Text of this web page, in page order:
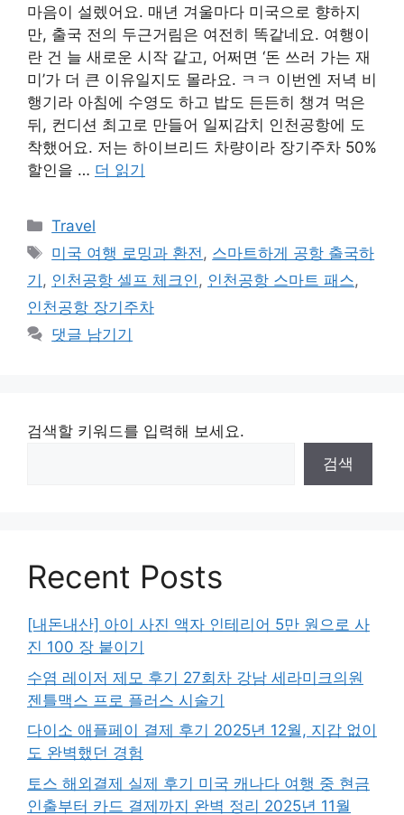
마음이 설렜어요. 매년 겨울마다 미국으로 향하지
만, 출국 전의 두근거림은 여전히 똑같네요. 여행이
란 건 늘 새로운 시작 같고, 어쩌면 ‘돈 쓰러 가는 재
미’가 더 큰 이유일지도 몰라요. ㅋㅋ 이번엔 저녁 비
행기라 아침에 수영도 하고 밥도 든든히 챙겨 먹은
뒤, 컨디션 최고로 만들어 일찌감치 인천공항에 도
착했어요. 저는 하이브리드 차량이라 장기주차 50%
할인을 … 더 읽기
카
테
리
Travel
태
그
미국 여행 로밍과 환전, 스마트하게 공항 출국하
기 , 인천공항 셀프 체크인, 인천공항 스마트 패스,
인천공항 장기주차
댓글 남기기
검색할 키워드를 입력해 보세요.
검색
Recent Posts
[내돈내산] 아이 사진 액자 인테리어 5만 원으로 사
진 100 장 붙이기
수염 레이저 제모 후기 27회차 강남 세라미크의원
젠틀맥스 프로 플러스 시술기
다이소 애플페이 결제 후기 2025년 12월, 지갑 없이
도 완벽했던 경험
토스 해외결제 실제 후기 미국 캐나다 여행 중 현금
인출부터 카드 결제까지 완벽 정리 2025년 11월